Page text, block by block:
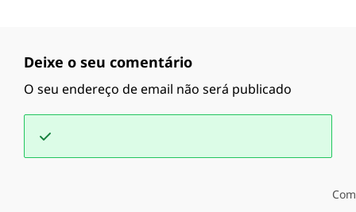
Deixe o seu comentário
O seu endereço de email não será publicado